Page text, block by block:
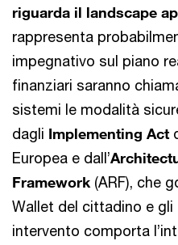
riguarda il landscape
rappresenta
impegnativo sul piano
finanziari saranno
sistemi le modalità
dagli Implementing Act
Europea e dall’
Framework (ARF), che
Wallet del cittadino e gli
intervento comporta